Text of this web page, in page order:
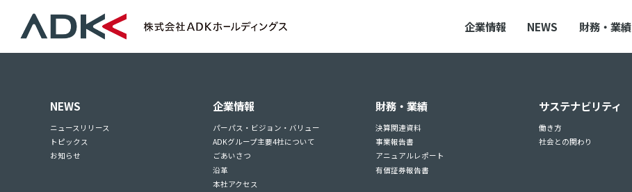
企業情報 NEWS 財務・業績
NEWS
ニュースリリース
トピックス
お知らせ
企業情報
パーパス・ビジョン・バリュー
ADKグループ主要4社について
ごあいさつ
沿革
本社アクセス
財務・業績
決算関連資料
事業報告書
アニュアルレポート
有価証券報告書
サステナビリティ
働き方
社会との関わり